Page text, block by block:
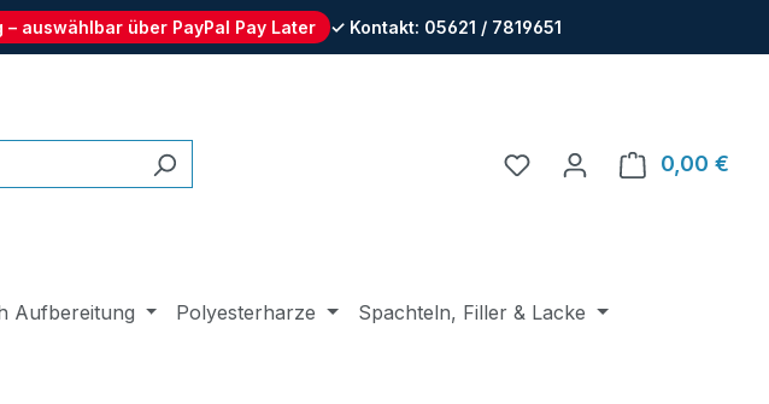
– auswählbar über PayPal Pay Later ✓ Kontakt: 05621 / 7819651
Du hast 0 Produkte auf
0,00 €
Aufbereitung Polyesterharze
Spachteln, Filler & Lacke